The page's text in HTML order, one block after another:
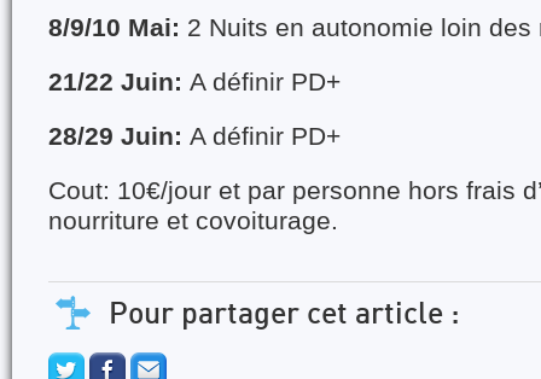
8/9/10 Mai: 2 Nuits en autonomie loin
21/22 Juin: A définir PD+
28/29 Juin: A définir PD+
Cout: 10€/jour et par personne hors frais
nourriture et covoiturage.
Pour partager cet article :